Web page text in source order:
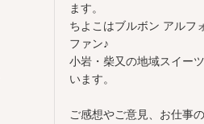
ます。
ちよこはブルボン アルフ
ファン♪
小岩・柴又の地域スイー
います。
ご感想やご意見、お仕事